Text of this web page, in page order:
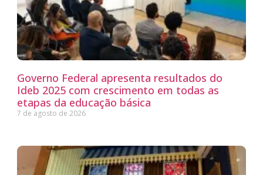
Governo Federal apresenta resultados do
Ideb 2025 com crescimento em todas as
etapas da educação básica
7 de agosto de 2026